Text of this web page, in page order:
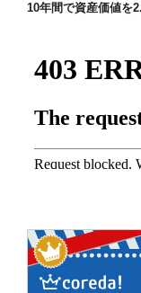
シ
ン
10年間で資産価値を